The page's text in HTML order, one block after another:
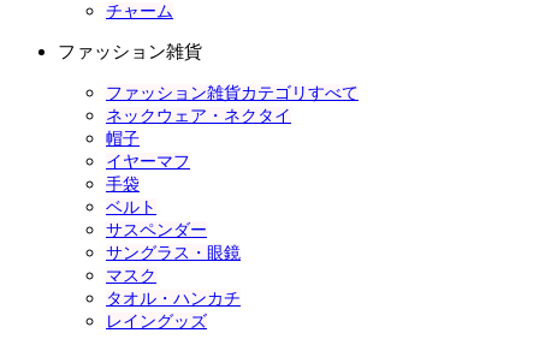
チャーム
ファッション雑貨
ファッション雑貨カテゴリすべて
ネックウェア・ネクタイ
帽子
イヤーマフ
手袋
ベルト
サスペンダー
サングラス・眼鏡
マスク
タオル・ハンカチ
レイングッズ